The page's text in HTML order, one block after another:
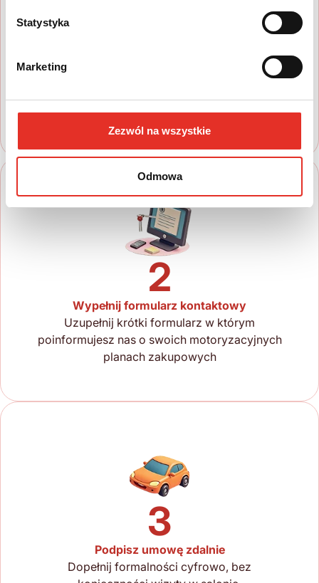
Statystyka
Marketing
Zezwól na wszystkie
Odmowa
Zapoznaj się z nasza ofertą, aby wybrać
oczekiwania
2
Wypełnij formularz kontaktowy
Uzupełnij krótki formularz w którym
poinformujesz nas o swoich motoryzacyjnych
planach zakupowych
3
Podpisz umowę zdalnie
Dopełnij formalności cyfrowo, bez